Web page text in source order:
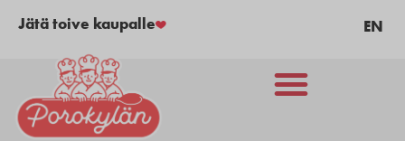
Jätä toive kaupalle EN